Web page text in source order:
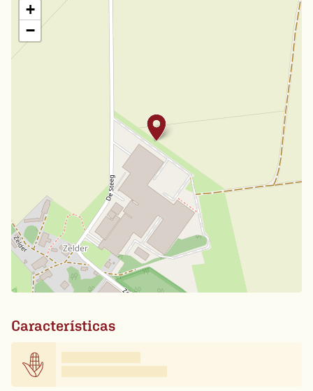
+
−
Características